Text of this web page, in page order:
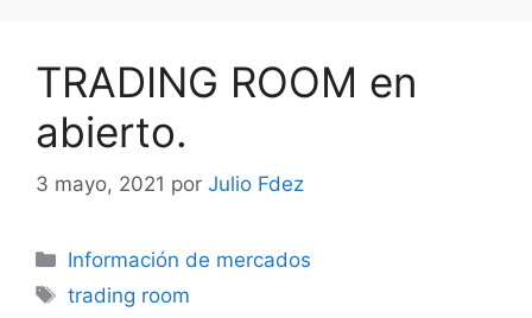
TRADING ROOM en
abierto.
3 mayo, 2021 por Julio Fdez
Categorías
Información de mercados
Etiquetas
trading room